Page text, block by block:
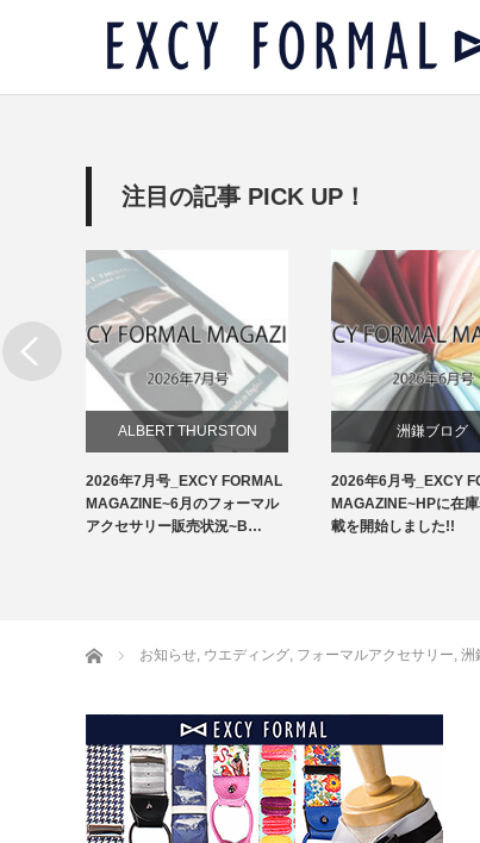
注目の記事 PICK UP！
ALBERT THURSTON
お知らせ
2026年7月号_EXCY FORMAL
MAGAZINE~6月のフォーマル
アクセサリー販売状況~B…
洲鎌ブログ
2026年6月号_EXCY
MAGAZINE~HPに在
載を開始しました!!
ホーム お知らせ, ウエディング, フォーマルアクセサリー, 洲